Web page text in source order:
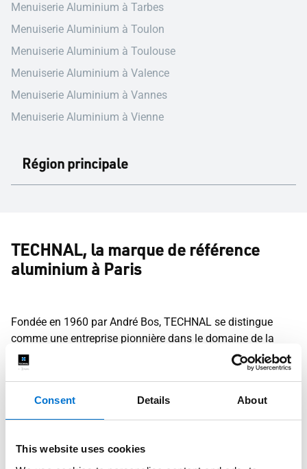
Consent Details About
This website uses cookies
Menuiserie Aluminium à Tarbes
Menuiserie Aluminium à Toulon
Menuiserie Aluminium à Toulouse
Menuiserie Aluminium à Valence
Menuiserie Aluminium à Vannes
Menuiserie Aluminium à Vienne
Région principale
TECHNAL, la marque de référence
aluminium à Paris
Fondée en 1960 par André Bos, TECHNAL se distingue
comme une entreprise pionnière dans le domaine de la
menuiserie aluminium à Paris
. Elle offre une gamme
étendue de produits fabriqués en France comme les portes,
ses designs innovants à travers toute la région Île-de-
France.
tests dans laquelle la performance de ses produits comme